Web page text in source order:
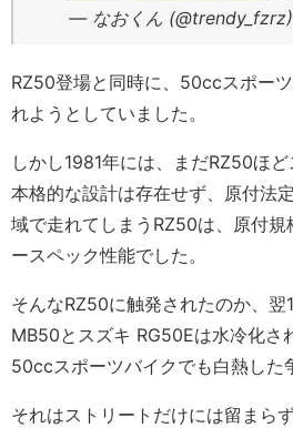
— なおくん (@trendy_fzrz)
RZ50登場と同時に、50ccスポー
れようとしていました。
しかし1981年には、まだRZ50ほ
本格的な設計は存在せず、原付法
域で走れてしまうRZ50は、原付
ースペック性能でした。
そんなRZ50に触発されたのか、
MB50とスズキ RG50Eは水冷化さ
50ccスポーツバイクでも白熱した
それはストリートだけには留まら